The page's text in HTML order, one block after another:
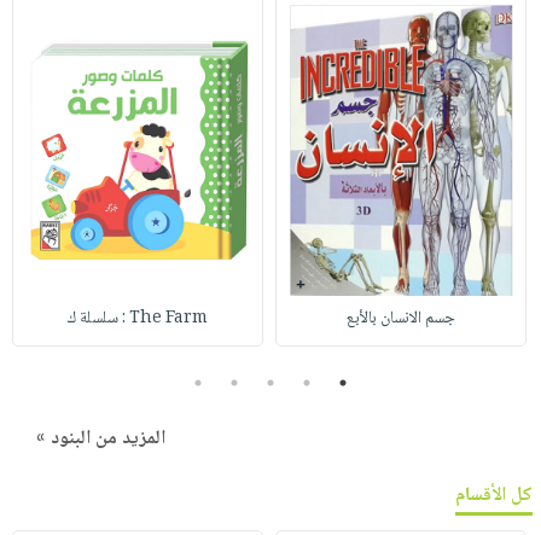
جسم الانسان بالأبع The Farm : سلسلة ك
1
2
3
4
5
المزيد من البنود »
كل الأقسام